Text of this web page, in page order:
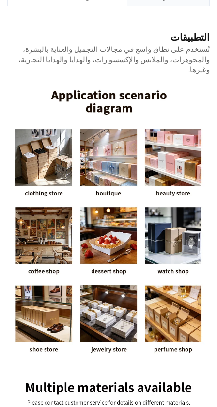
التطبيقات
تُستخدم على نطاق واسع في مجالات التجميل والعناية بالبشرة،
والمجوهرات، والملابس والإكسسوارات، والهدايا والهدايا التجارية،
وغيرها.